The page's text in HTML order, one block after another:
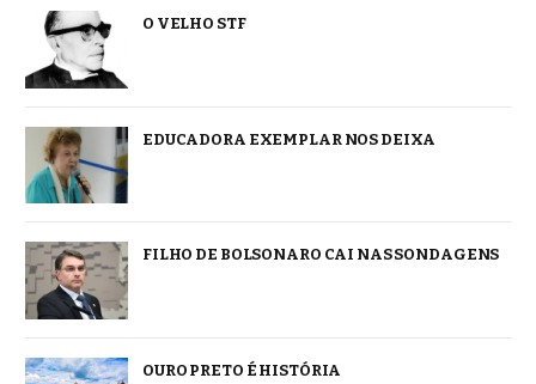
O VELHO STF
EDUCADORA EXEMPLAR NOS DEIXA
FILHO DE BOLSONARO CAI NAS SONDAGENS
OURO PRETO É HISTÓRIA